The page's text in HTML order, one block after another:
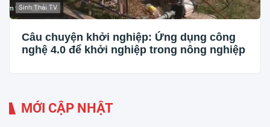
Sinh Thái TV
Câu chuyện khởi nghiệp: Ứng dụng công
nghệ 4.0 để khởi nghiệp trong nông nghiệp
MỚI CẬP NHẬT